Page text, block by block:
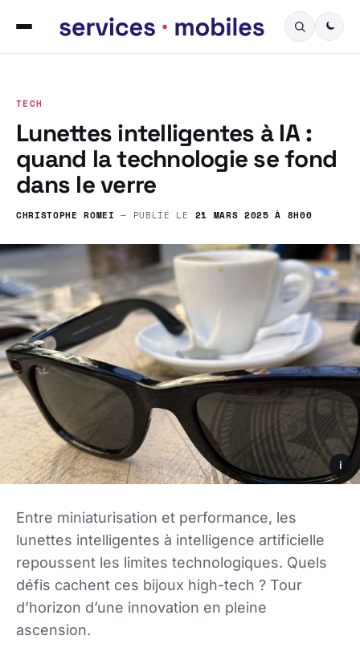
TECH
Lunettes intelligentes à IA :
quand la technologie se fond
dans le verre
CHRISTOPHE ROMEI — PUBLIÉ LE 21 MARS 2025 À 8H00
i
Entre miniaturisation et performance, les
lunettes intelligentes à intelligence artificielle
repoussent les limites technologiques. Quels
défis cachent ces bijoux high-tech ? Tour
d’horizon d’une innovation en pleine
ascension.